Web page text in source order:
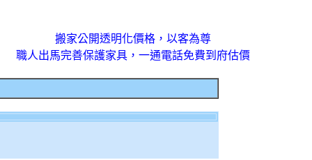
搬家公開透明化價格，以客為尊
職人出馬完善保護家具，一通電話免費到府估價